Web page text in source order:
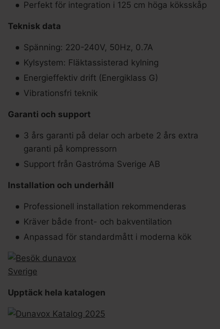
Perfekt för integration i 125 cm höga köksskåp
Teknisk data
Spänning: 220-240V, 50Hz, 0.7A
Kylsystem: Fläktassisterad kylning
Energieffektiv drift (Energiklass G)
Vibrationsfri teknik
Garanti och support
3 års garanti på delar och arbete 2 års extra
garanti på kompressorn
Support från Gastróma Sverige AB
Installation och underhåll
Professionell installation rekommenderas
Kräver både front- och bakventilation
Anpassad för standardmått i moderna kök
Upptäck hela katalogen